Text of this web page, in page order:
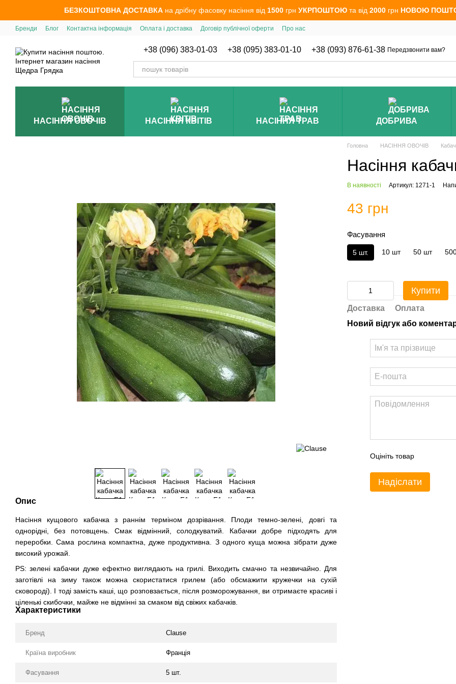
Перейти до основного контентуБЕЗКОШТОВНА ДОСТАВКА на дрібну фасовку насіння від 1500грн УКРПОШТОЮта від 2000грн НОВОЮ
Бренди Блог Контактна інформація Оплата і доставка Договір публічної оферти Про нас
+38 (096) 383-01-03 +38 (095) 383-01-10 +38 (093) 876-61-38 Передзвонити вам?
НАСІННЯ ОВОЧІВ НАСІННЯ КВІТІВ НАСІННЯ ТРАВ ДОБРИВА
Опис
Насіння кущового кабачка з раннім терміном дозрівання. Плоди темно-зелені, довгі та
однорідні, без потовщень. Смак відмінний, солодкуватий. Кабачки добре підходять для
переробки. Сама рослина компактна, дуже продуктивна. З одного куща можна зібрати дуже
високий урожай.
PS: зелені кабачки дуже ефектно виглядають на грилі. Виходить смачно та незвичайно. Для
заготівлі на зиму також можна скористатися грилем (або обсмажити кружечки на сухій
сковороді). І тоді замість каші, що розповзається, після розморожування, ви отримаєте красиві і
ціленькі скибочки, майже не відмінні за смаком від свіжих кабачків.
Характеристики
Бренд Clause
Країна виробник Франція
Фасування 5 шт.
Головна НАСІННЯ ОВОЧІВ
Насіння
В наявності Артикул: 1271-1
43 грн
Фасування
5 шт. 10 шт 50 шт
Купити
Доставка
Оплата
Новий відгук або
Оцініть товар
Надіслати